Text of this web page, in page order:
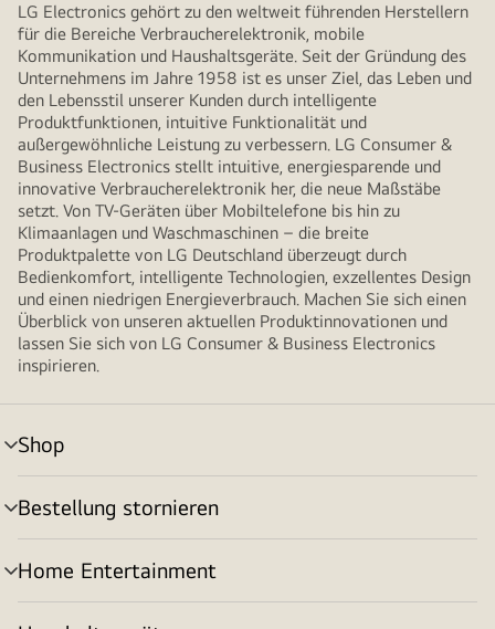
LG Electronics gehört zu den weltweit führenden Herstellern
für die Bereiche Verbraucherelektronik, mobile
Kommunikation und Haushaltsgeräte. Seit der Gründung des
Unternehmens im Jahre 1958 ist es unser Ziel, das Leben und
den Lebensstil unserer Kunden durch intelligente
Produktfunktionen, intuitive Funktionalität und
außergewöhnliche Leistung zu verbessern. LG Consumer &
Business Electronics stellt intuitive, energiesparende und
innovative Verbraucherelektronik her, die neue Maßstäbe
setzt. Von TV-Geräten über Mobiltelefone bis hin zu
Klimaanlagen und Waschmaschinen – die breite
Produktpalette von LG Deutschland überzeugt durch
Bedienkomfort, intelligente Technologien, exzellentes Design
und einen niedrigen Energieverbrauch. Machen Sie sich einen
Überblick von unseren aktuellen Produktinnovationen und
lassen Sie sich von LG Consumer & Business Electronics
inspirieren.
Shop
Menü
umschalten
Bestellung stornieren
Menü
umschalten
Home Entertainment
Menü
umschalten